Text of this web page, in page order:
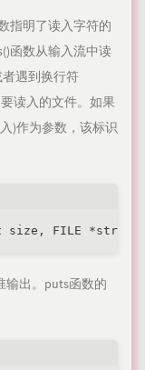
指明了读入字符的
函数从输入流中读
遇到换行符
读入的文件。如果
)作为参数，该标识
size, FILE
输出。puts函数的